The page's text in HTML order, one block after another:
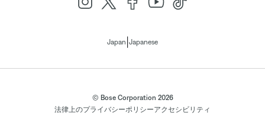
Japan Japanese
© Bose Corporation 2026
法律上のプライバシーポリシーアクセシビリティ